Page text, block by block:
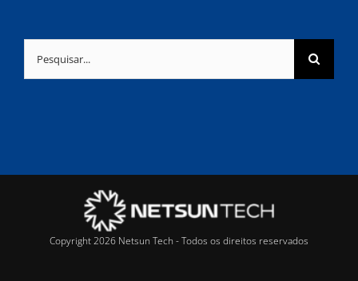
Copyright 2026 Netsun Tech - Todos os direitos reservados